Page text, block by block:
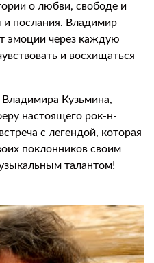
о любви, свободе и
и послания. Владимир
эмоции через каждую
и восхищаться
Кузьмина,
настоящего рок-н-
с легендой, которая
поклонников своим
талантом!